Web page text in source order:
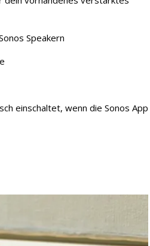
Speakern
einschaltet, wenn die Sonos App